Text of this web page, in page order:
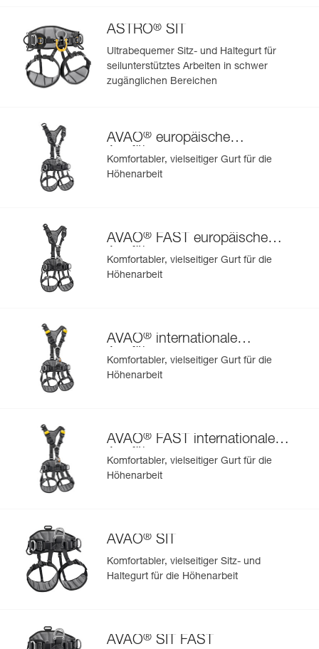
ASTRO® SIT
Ultrabequemer Sitz- und Haltegurt für
seilunterstütztes Arbeiten in schwer
zugänglichen Bereichen
AVAO® europäische
Ausführung
Komfortabler, vielseitiger Gurt für die
Höhenarbeit
AVAO® FAST europäische
Ausführung
Komfortabler, vielseitiger Gurt für die
Höhenarbeit
AVAO® internationale
Ausführung
Komfortabler, vielseitiger Gurt für die
Höhenarbeit
AVAO® FAST internationale
Ausführung
Komfortabler, vielseitiger Gurt für die
Höhenarbeit
AVAO® SIT
Komfortabler, vielseitiger Sitz- und
Haltegurt für die Höhenarbeit
AVAO® SIT FAST